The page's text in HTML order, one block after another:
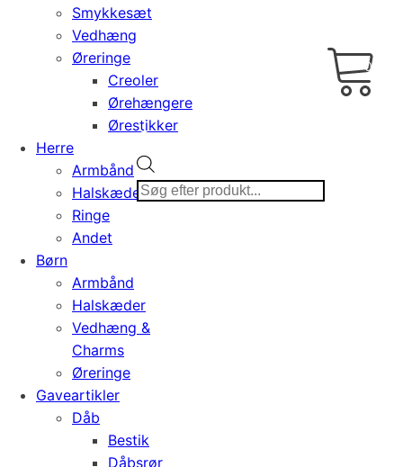
Smykkesæt
Vedhæng
Øreringe
Creoler
Ørehængere
Ørestikker
Herre
Armbånd
Halskæder
Ringe
Andet
Børn
Armbånd
Halskæder
Vedhæng &
Charms
Øreringe
Gaveartikler
Dåb
Bestik
Dåbsrør
search
0,00